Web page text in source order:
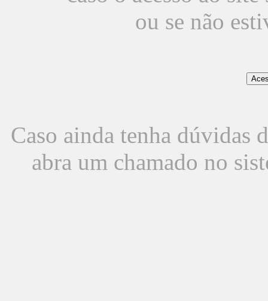
ou se não
Caso ainda tenha dúvidas
abra um chamado no